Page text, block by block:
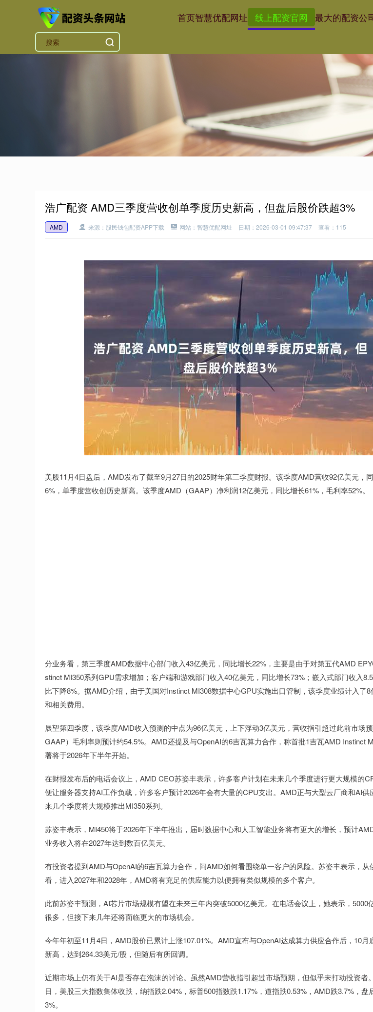
首页智慧优配网址 线上配资官网 最大的配资公
浩广配资 AMD三季度营收创单季度历史新高，但盘后股价跌超3%
AMD 来源：股民钱包配资APP下载 网站：智慧优配网址 日期：2026-03-01 09:47:37 查看：115
美股11月4日盘后，AMD发布了截至9月27日的2025财年第三季度财报。该季度AMD营收92亿美元，
6%，单季度营收创历史新高。该季度AMD（GAAP）净利润12亿美元，同比增长61%，毛利率52%。
分业务看，第三季度AMD数据中心部门收入43亿美元，同比增长22%，主要是由于对第五代AMD
stinct MI350系列GPU需求增加；客户端和游戏部门收入40亿美元，同比增长73%；嵌入式部门收入
比下降8%。据AMD介绍，由于美国对Instinct MI308数据中心GPU实施出口管制，该季度业绩计入了
和相关费用。
展望第四季度，该季度AMD收入预测的中点为96亿美元，上下浮动3亿美元，营收指引超过此前市场
GAAP）毛利率则预计约54.5%。AMD还提及与OpenAI的6吉瓦算力合作，称首批1吉瓦AMD Instinct
署将于2026年下半年开始。
在财报发布后的电话会议上，AMD CEO苏姿丰表示，许多客户计划在未来几个季度进行更大规模的
便让服务器支持AI工作负载，许多客户预计2026年会有大量的CPU支出。AMD正与大型云厂商和AI供
来几个季度将大规模推出MI350系列。
苏姿丰表示，MI450将于2026年下半年推出，届时数据中心和人工智能业务将有更大的增长，预计
业务收入将在2027年达到数百亿美元。
有投资者提到AMD与OpenAI的6吉瓦算力合作，问AMD如何看围绕单一客户的风险。苏姿丰表示，从
看，进入2027年和2028年，AMD将有充足的供应能力以便拥有类似规模的多个客户。
此前苏姿丰预测，AI芯片市场规模有望在未来三年内突破5000亿美元。在电话会议上，她表示，5000
很多，但接下来几年还将面临更大的市场机会。
今年年初至11月4日，AMD股价已累计上涨107.01%。AMD宣布与OpenAI达成算力供应合作后，10月
新高，达到264.33美元/股，但随后有所回调。
近期市场上仍有关于AI是否存在泡沫的讨论。虽然AMD营收指引超过市场预期，但似乎未打动投资者
日，美股三大指数集体收跌，纳指跌2.04%，标普500指数跌1.17%，道指跌0.53%，AMD跌3.7%，盘
3%。
沪深300 4657.71 -0.45 -0.01% 1125.66 6.20